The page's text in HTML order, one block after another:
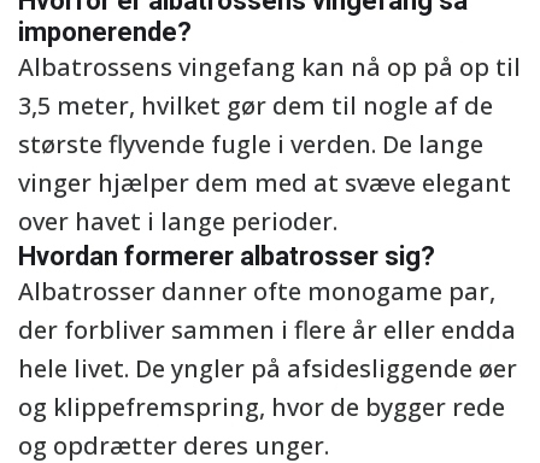
imponerende?
Albatrossens vingefang kan nå op på op til
3,5 meter, hvilket gør dem til nogle af de
største flyvende fugle i verden. De lange
vinger hjælper dem med at svæve elegant
over havet i lange perioder.
Hvordan formerer albatrosser sig?
Albatrosser danner ofte monogame par,
der forbliver sammen i flere år eller endda
hele livet. De yngler på afsidesliggende øer
og klippefremspring, hvor de bygger rede
og opdrætter deres unger.